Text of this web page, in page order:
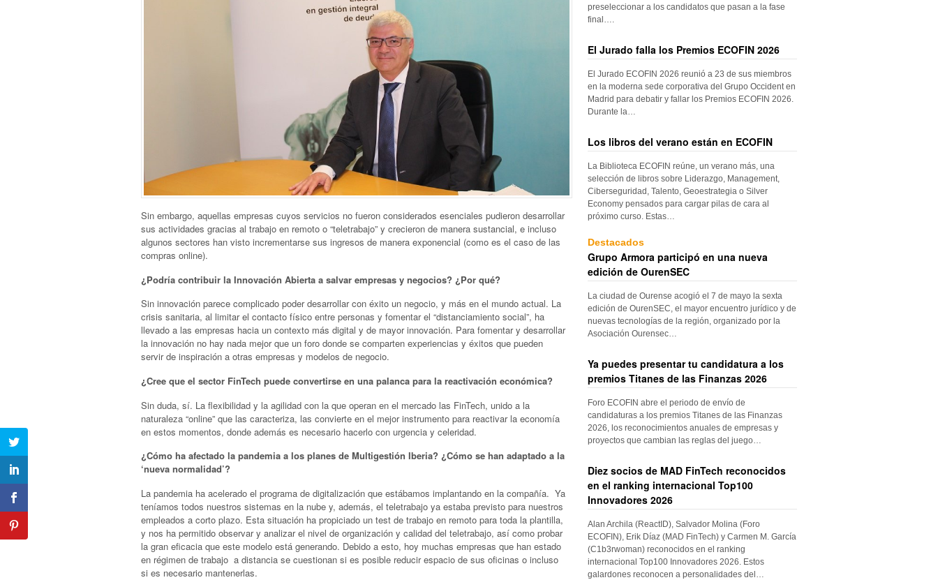
Sin embargo, aquellas empresas cuyos servicios no fueron considerados esenciales pudieron desarrollar
sus actividades gracias al trabajo en remoto o “teletrabajo” y crecieron de manera sustancial, e incluso
algunos sectores han visto incrementarse sus ingresos de manera exponencial (como es el caso de las
compras online).
¿Podría contribuir la Innovación Abierta a salvar empresas y negocios? ¿Por qué?
Sin innovación parece complicado poder desarrollar con éxito un negocio, y más en el mundo actual. La
crisis sanitaria, al limitar el contacto físico entre personas y fomentar el “distanciamiento social”, ha
llevado a las empresas hacia un contexto más digital y de mayor innovación. Para fomentar y desarrollar
la innovación no hay nada mejor que un foro donde se comparten experiencias y éxitos que pueden
servir de inspiración a otras empresas y modelos de negocio.
¿Cree que el sector FinTech puede convertirse en una palanca para la reactivación económica?
Sin duda, sí. La flexibilidad y la agilidad con la que operan en el mercado las FinTech, unido a la
naturaleza “online” que las caracteriza, las convierte en el mejor instrumento para reactivar la economía
en estos momentos, donde además es necesario hacerlo con urgencia y celeridad.
¿Cómo ha afectado la pandemia a los planes de Multigestión Iberia? ¿Cómo se han adaptado a la
‘nueva normalidad’?
La pandemia ha acelerado el programa de digitalización que estábamos implantando en la compañía. Ya
teníamos todos nuestros sistemas en la nube y, además, el teletrabajo ya estaba previsto para nuestros
empleados a corto plazo. Esta situación ha propiciado un test de trabajo en remoto para toda la plantilla,
y nos ha permitido observar y analizar el nivel de organización y calidad del teletrabajo, así como probar
la gran eficacia que este modelo está generando. Debido a esto, hoy muchas empresas que han estado
en régimen de trabajo a distancia se cuestionan si es posible reducir espacio de sus oficinas o incluso
si es necesario mantenerlas.
preseleccionar a los candidatos que pasan a la fase
final….
El Jurado falla los Premios ECOFIN 2026
El Jurado ECOFIN 2026 reunió a 23 de sus miembros
en la moderna sede corporativa del Grupo Occident en
Madrid para debatir y fallar los Premios ECOFIN 2026.
Durante la…
Los libros del verano están en ECOFIN
La Biblioteca ECOFIN reúne, un verano más, una
selección de libros sobre Liderazgo, Management,
Ciberseguridad, Talento, Geoestrategia o Silver
Economy pensados para cargar pilas de cara al
próximo curso. Estas…
Destacados
Grupo Armora participó en una nueva
edición de OurenSEC
La ciudad de Ourense acogió el 7 de mayo la sexta
edición de OurenSEC, el mayor encuentro jurídico y de
nuevas tecnologías de la región, organizado por la
Asociación Ourensec…
Ya puedes presentar tu candidatura a los
premios Titanes de las Finanzas 2026
Foro ECOFIN abre el periodo de envío de
candidaturas a los premios Titanes de las Finanzas
2026, los reconocimientos anuales de empresas y
proyectos que cambian las reglas del juego…
Diez socios de MAD FinTech reconocidos
en el ranking internacional Top100
Innovadores 2026
Alan Archila (ReactID), Salvador Molina (Foro
ECOFIN), Erik Díaz (MAD FinTech) y Carmen M. García
(C1b3rwoman) reconocidos en el ranking
internacional Top100 Innovadores 2026. Estos
galardones reconocen a personalidades del…